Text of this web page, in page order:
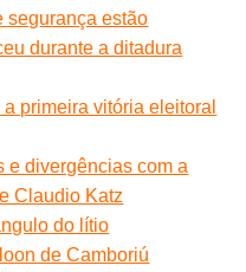
segurança estão
durante a ditadura
primeira vitória eleitoral
e divergências com a
Claudio Katz
do lítio
de Camboriú